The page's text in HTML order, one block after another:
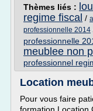
Thèmes liés :
regime fiscal /
professionnelle 2014
professionnelle
meublee non
professionnel
Location
Pour vous faire